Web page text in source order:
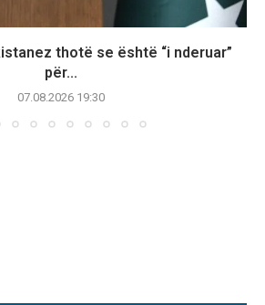
thotë se është “i nderuar”
për...
07.08.2026 19:30